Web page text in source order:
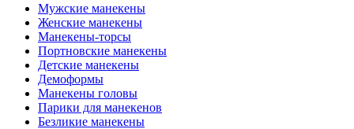
Мужские манекены
Женские манекены
Манекены-торсы
Портновские манекены
Детские манекены
Демоформы
Манекены головы
Парики для манекенов
Безликие манекены